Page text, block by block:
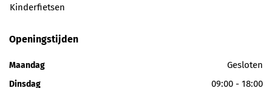
Kinderfietsen
Openingstijden
Maandag Gesloten
Dinsdag 09:00 - 18:00